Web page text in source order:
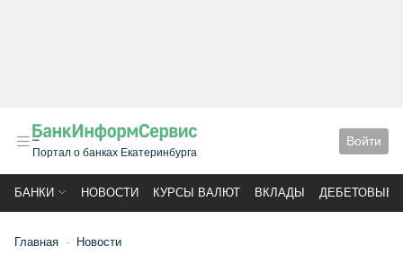
Портал о банках Екатеринбурга
Войти
БАНКИ НОВОСТИ КУРСЫ ВАЛЮТ ВКЛАДЫ ДЕБЕТОВЫЕ
Главная Новости